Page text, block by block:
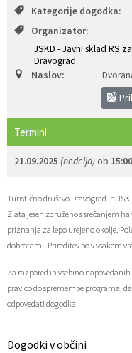
Kategorije dogodka:
Organizator:
JSKD - Javni sklad RS
Dravograd
Naslov:
Termini
21.09.2025 (nedelja) ob 15:00
Turistično društvo Dravograd in
Zlata jesen združeno s srečanjem
priznanja za lepo urejeno okolje.
dobrotami. Prireditev bo v vsakem
Za razpored in vsebino
pravico do spremembe programa,
odpovedati dogodka.
Dogodki v občini
Zaščita prijaviteljev
Katalog informacij
Organigram
Uradne ure
Svet koroške regije
Javni razpisi in objave
Varuhov kotiček
Projekti in investicije
Celostna prometna
Lokalni program za
Občinski predpisi
Občinski časopis
Izleti in poti
3D model
3D predstavitev občine
Virtualna panorama